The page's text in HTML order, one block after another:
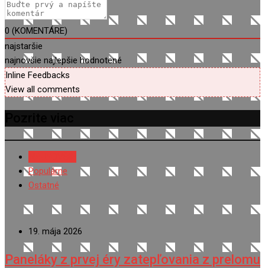
0 (KOMENTÁRE)
najstaršie
najnovšie najlepšie hodnotené
Inline Feedbacks
View all comments
Populárne
Ostatné
19. mája 2026
Paneláky z prvej éry zatepľovania z prelomu